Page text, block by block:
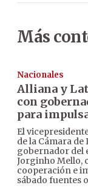
Más
Nacionales
Alliana y
con
para
El
de la Cámara
gobernador del
Jorginho Mello,
cooperación e
sábado fuentes